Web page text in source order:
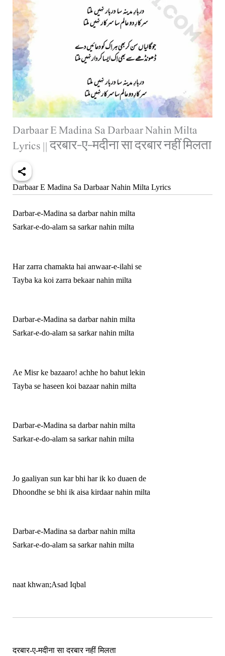
Darbaar E Madina Sa Darbaar Nahin Milta
Lyrics || दरबार-ए-मदीना सा दरबार नहीं मिलता
Darbaar E Madina Sa Darbaar Nahin Milta Lyrics
Darbar-e-Madina sa darbar nahin milta
Sarkar-e-do-alam sa sarkar nahin milta
Har zarra chamakta hai anwaar-e-ilahi se
Tayba ka koi zarra bekaar nahin milta
Darbar-e-Madina sa darbar nahin milta
Sarkar-e-do-alam sa sarkar nahin milta
Ae Misr ke bazaaro! achhe ho bahut lekin
Tayba se haseen koi bazaar nahin milta
Darbar-e-Madina sa darbar nahin milta
Sarkar-e-do-alam sa sarkar nahin milta
Jo gaaliyan sun kar bhi har ik ko duaen de
Dhoondhe se bhi ik aisa kirdaar nahin milta
Darbar-e-Madina sa darbar nahin milta
Sarkar-e-do-alam sa sarkar nahin milta
naat khwan;Asad Iqbal
दरबार-ए-मदीना सा दरबार नहीं मिलता